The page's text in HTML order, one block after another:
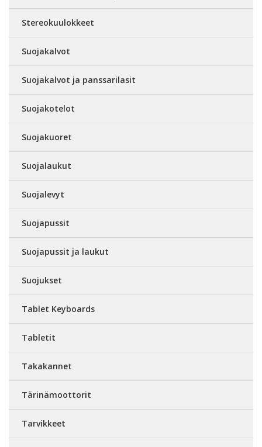
Stereokuulokkeet
Suojakalvot
Suojakalvot ja panssarilasit
Suojakotelot
Suojakuoret
Suojalaukut
Suojalevyt
Suojapussit
Suojapussit ja laukut
Suojukset
Tablet Keyboards
Tabletit
Takakannet
Tärinämoottorit
Tarvikkeet